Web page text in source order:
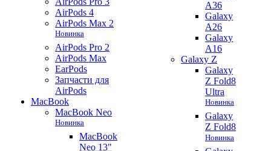
AirPods 4
AirPods Max 2
Новинка
AirPods Pro 2
AirPods Max
EarPods
Запчасти для
AirPods
MacBook
MacBook Neo
Новинка
MacBook
Neo 13"
A36
Galaxy
A26
Galaxy
A16
Galaxy Z
Galaxy
Z Fold8
Ultra
Новинка
Galaxy
Z Fold8
Новинка